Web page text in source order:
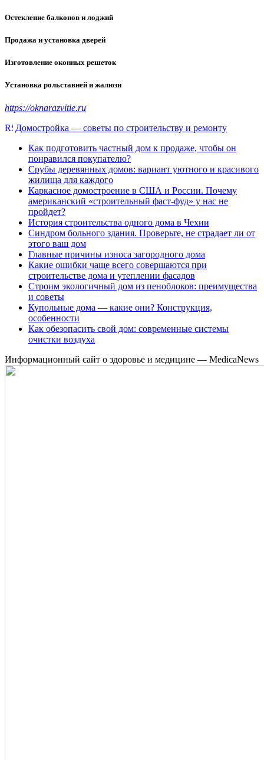
Остекление балконов и лоджий
Продажа и установка дверей
Изготовление оконных решеток
Установка рольставней и жалюзи
https://oknarazvitie.ru
Домостройка — советы по строительству и ремонту
Как подготовить частный дом к продаже, чтобы он
понравился покупателю?
Срубы деревянных домов: вариант уютного и красивого
жилища для каждого
Каркасное домостроение в США и России. Почему
американский «строительный фаст-фуд» у нас не
пройдет?
История строительства одного дома в Чехии
Синдром больного здания. Проверьте, не страдает ли от
этого ваш дом
Главные причины износа загородного дома
Какие ошибки чаще всего совершаются при
строительстве дома и утеплении фасадов
Строим экологичный дом из пеноблоков: преимущества
и советы
Купольные дома — какие они? Конструкция,
особенности
Как обезопасить свой дом: современные системы
очистки воздуха
Информационный сайт о здоровье и медицине — MedicaNews